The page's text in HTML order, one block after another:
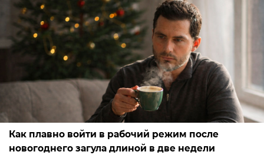
Как плавно войти в рабочий режим после
новогоднего загула длиной в две недели